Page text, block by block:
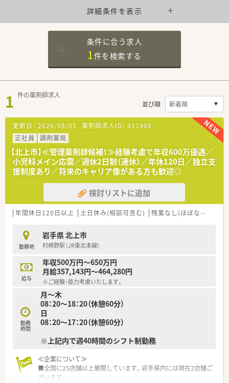
詳細条件を表示
条件に合う求人
1件を検索する
1 件の薬剤師求人
並び順
更新日： 2026/08/05 薬剤師求人ID： 431905
正社員
調剤薬局
【北上市】≪管理薬剤師候補！≫経験考慮で年収600万優遇／
小児科メイン応需／週休2日制（連休）／年休120日／独立支
援制度あり／将来のキャリア像がある方も歓迎◎
検討リストに追加
年間休日120日以上 土日休み(相談可含む) 残業なし(ほぼなし含む)
勤務地
岩手県 北上市
村崎野駅 (JR東北本線)
給与
年収500万円～650万円
月給357,143円～464,280円
※ご経験・能力考慮いたします。
勤務
時間
月～木
08：20～18：20（休憩60分）
日
08：20～17：20（休憩60分）
※上記内で週40時間のシフト制勤務
≪企業について≫
■全国に25店舗以上展開しています。岩手県内には現在2店舗ご
ざいます。